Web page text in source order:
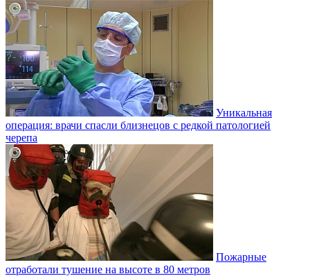
Уникальная
операция: врачи спасли близнецов с редкой патологией
черепа
Пожарные
отработали тушение на высоте в 80 метров